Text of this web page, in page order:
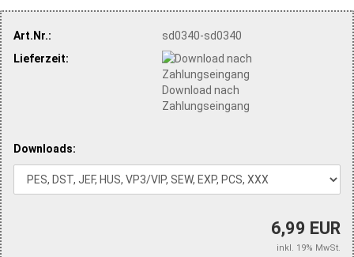
Art.Nr.:
sd0340-sd0340
Lieferzeit:
Download nach
Zahlungseingang
Downloads:
6,99 EUR
inkl. 19% MwSt.